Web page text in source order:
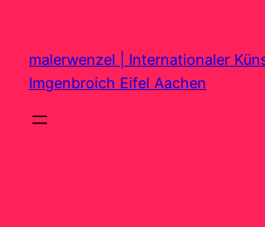
springen
malerwenzel | Internationaler
Imgenbroich Eifel Aachen